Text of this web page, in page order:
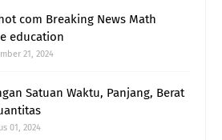
com Breaking News Math
education
21, 2024
Satuan Waktu, Panjang, Berat
01, 2024